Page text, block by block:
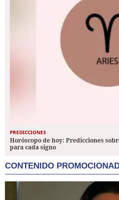
PREDICCIONES
Horóscopo de hoy: Predicciones
para cada signo
CONTENIDO